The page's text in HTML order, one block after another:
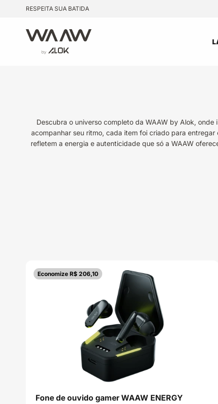
Pular para o conteúdo
RESPEITA SUA BATIDA
WAAW by Alok
Descubra o universo completo da WAAW by Alok,
acompanhar seu ritmo, cada item foi criado para
refletem a energia e autenticidade que só a WAAW
Economize R$ 206,10
Fone de ouvido gamer WAAW ENERGY